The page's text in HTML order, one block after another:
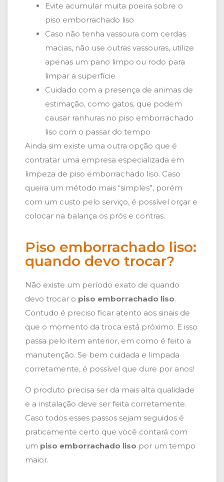
Evite acumular muita poeira sobre o
piso emborrachado liso
Caso não tenha vassoura com cerdas
macias, não use outras vassouras, utilize
apenas um pano limpo ou rodo para
limpar a superfície
Cuidado com a presença de animas de
estimação, como gatos, que podem
causar ranhuras no piso emborrachado
liso com o passar do tempo
Ainda sim existe uma outra opção que é
contratar uma empresa especializada em
limpeza de piso emborrachado liso. Caso
queira um método mais “simples”, porém
com um custo pelo serviço, é possível orçar e
colocar na balança os prós e contras.
Piso emborrachado liso:
quando devo trocar?
Não existe um período exato de quando
devo trocar o piso emborrachado liso.
Contudo é preciso ficar atento aos sinais de
que o momento da troca está próximo. E isso
passa pelo item anterior, em como é feito a
manutenção. Se bem cuidada e limpada
corretamente, é possível que dure por anos!
O produto precisa ser da mais alta qualidade
e a instalação deve ser feita corretamente.
Caso todos esses passos sejam seguidos é
praticamente certo que você contará com
um piso emborrachado liso por um tempo
maior.